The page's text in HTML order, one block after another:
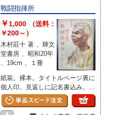
戰鬪指揮所
￥ 1,000
（送料：
￥200～）
木村莊十 著 、輝文
堂書房 、昭和20年
、19cm 、１冊
紙装。裸本。タイトルページ裏に
個人印。見返しに記名書込み。本
文余白部分欠けイタミ。ヤケ変
色。経年ヤケ・イタミ。表紙に朱